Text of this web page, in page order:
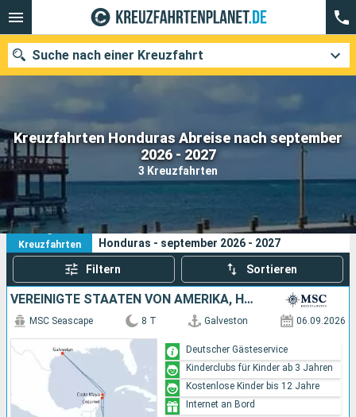
Kreuzfahrten Honduras Abreise nach september
2026 - 2027
3 Kreuzfahrten
Suche nach einer Kreuzfahrt
Unsere Ziele
Abfahrtsmonat
Häfen Reedereien
Suchen
3
Kreuzfahrten
Ihre Suchkriterien:
Honduras - september 2026 - 2027
Filtern Sortieren
VEREINIGTE STAATEN VON AMERIKA, HONDURAS, MEXIKO
MSC Seascape 8 T Galveston 06.09.2026
Deutscher Gästeservice
Kinderclubs für Kinder ab 3 Jahren
Kostenlose Kinder bis 12 Jahre
Internet an Bord